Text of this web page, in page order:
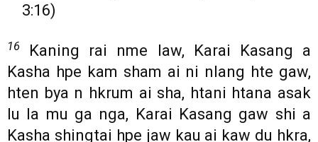
3:16)
16
Kaning rai nme law, Karai Kasang a
Kasha hpe kam sham ai ni nlang hte gaw,
hten bya n hkrum ai sha, htani htana asak
lu la mu ga nga, Karai Kasang gaw shi a
Kasha shingtai hpe jaw kau ai kaw du hkra,